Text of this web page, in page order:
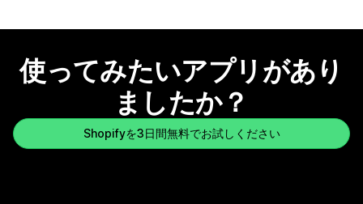
使ってみたいアプリがあり
ましたか？
Shopifyを3日間無料でお試しください